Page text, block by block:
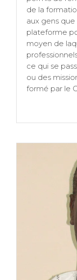
de la
aux gens
plateforme
moyen de
ce qui se
ou des
formé par le